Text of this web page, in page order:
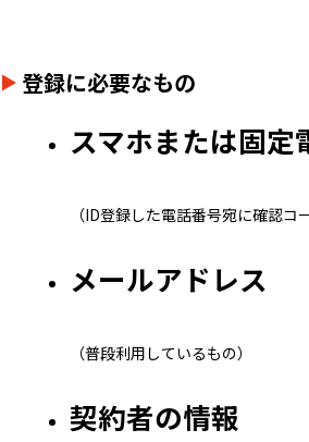
登録に必要なもの
スマホまたは固定
（ID登録した電話番号宛に確認
メールアドレス
（普段利用しているもの）
契約者の情報